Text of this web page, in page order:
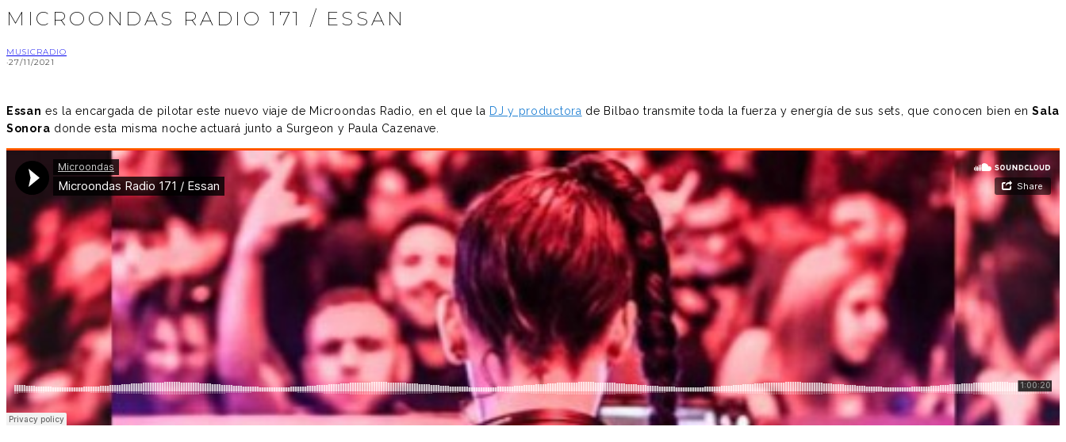
MICROONDAS RADIO 171 / ESSAN
MUSIC RADIO
·27/11/2021
Essan es la encargada de pilotar este nuevo viaje de Microondas Radio, en el que la DJ y productora de Bilbao transmite toda la fuerza y energía de sus sets, que conocen bien enSala
Sonora donde esta misma noche actuará junto a Surgeon y Paula Cazenave.